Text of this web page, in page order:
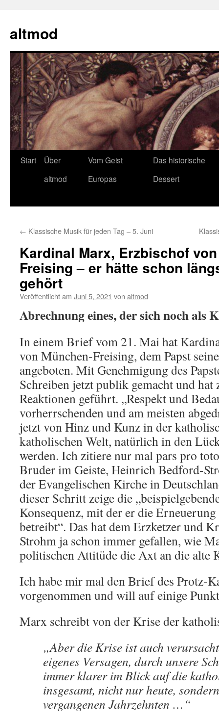
springen
altmod
Start
Über
altmod
Vom Geist
Europas
Das historische
Dessert
← Klassische Musik für jeden Tag – 5. Juni
Kardinal Marx, Erzbischof
Freising – er hätte schon
gehört
Veröffentlicht am Juni 5, 2021 von altmod
Abrechnung eines, der sich noch als
In einem Brief vom 21. Mai hat
von München-Freising, dem Papst
angeboten. Mit Genehmigung des
Schreiben jetzt publik gemacht und hat
Reaktionen geführt. „Respekt und
vorherrschenden und am meisten
jetzt von Hinz und Kunz in der
katholischen Welt, natürlich in den
werden. Ich zitiere nur mal pars pro
Bruder im Geiste, Heinrich Bedford-
der Evangelischen Kirche in
dieser Schritt zeige die
Konsequenz, mit der er die
betreibt“. Das hat dem Erzketzer und
Strohm ja schon immer gefallen, wie
politischen Attitüde die Axt an die alte
Ich habe mir mal den Brief des Protz-
vorgenommen und will auf einige
Marx schreibt von der Krise der
„Aber die Krise ist auch
eigenes Versagen, durch unsere
immer klarer im Blick auf die
insgesamt, nicht nur heute,
vergangenen Jahrzehnten …“